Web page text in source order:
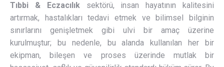
Tıbbi & Eczacılıksektörü, insan hayatının kalitesini
artırmak, hastalıkları tedavi etmek ve bilimsel bilginin
sınırlarını genişletmek gibi ulvi bir amaç üzerine
kurulmuştur; bu nedenle, bu alanda kullanılan her bir
ekipman, bileşen ve proses üzerinde mutlak bir